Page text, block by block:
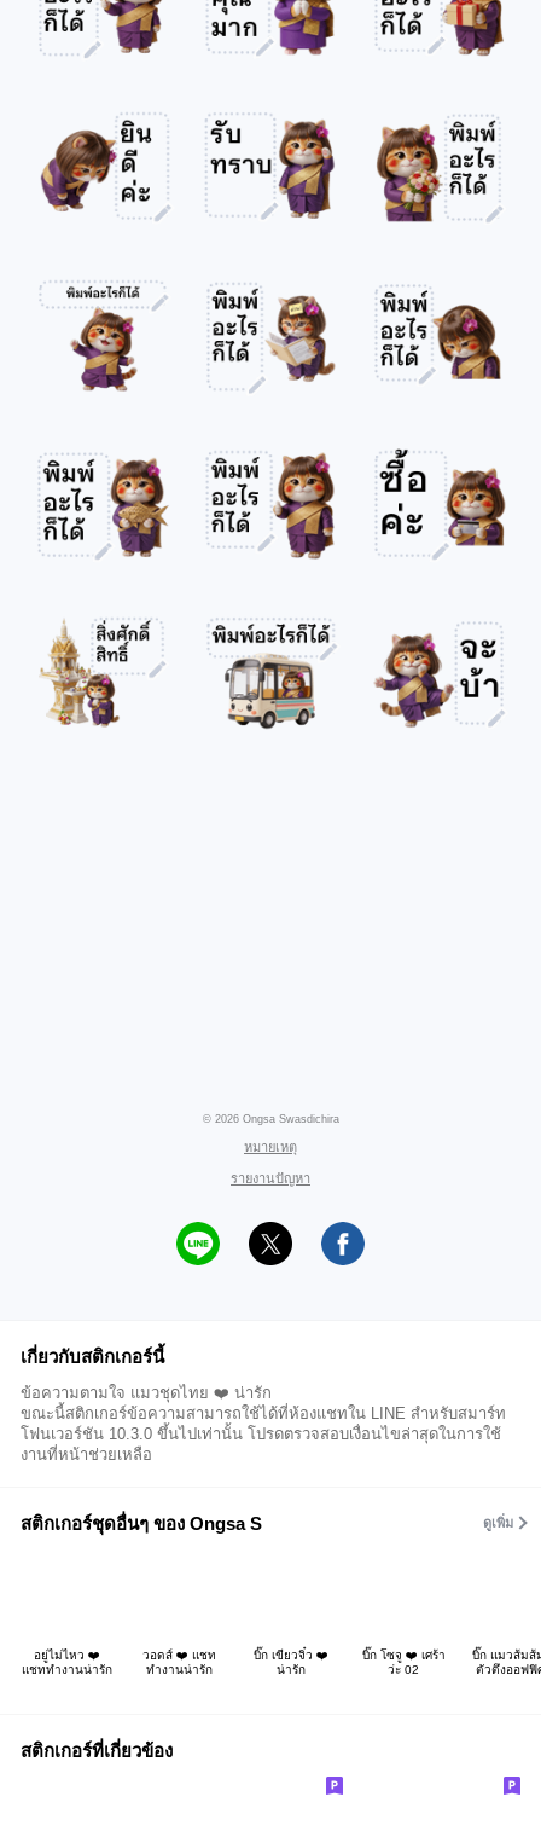
© 2026 Ongsa Swasdichira
หมายเหตุ
รายงานปัญหา
เกี่ยวกับสติกเกอร์นี้
ข้อความตามใจ แมวชุดไทย ❤️ น่ารัก
ขณะนี้สติกเกอร์ข้อความสามารถใช้ได้ที่ห้องแชทใน LINE สำหรับสมาร์ท
โฟนเวอร์ชัน 10.3.0 ขึ้นไปเท่านั้น โปรดตรวจสอบเงื่อนไขล่าสุดในการใช้
งานที่หน้าช่วยเหลือ
สติกเกอร์ชุดอื่นๆ ของ Ongsa S ดูเพิ่ม
อยู่ไม่ไหว ❤️
แชททำงานน่ารัก
วอดส์ ❤️ แชท
ทำงานน่ารัก
บิ๊ก เขียวจิ๋ว ❤️
น่ารัก
บิ๊ก โซจู ❤️ เศร้า
ว่ะ 02
บิ๊ก แมวส้ม
ตัวตึงออฟฟิ
สติกเกอร์ที่เกี่ยวข้อง